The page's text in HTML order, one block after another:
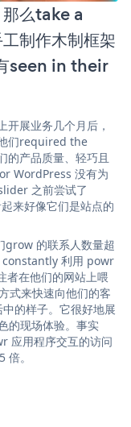
么take a
制作木制框架
seen in their
展业务几个月后，
们required the
的产品质量、轻巧且
WordPress 没有为
之前尝试了
来好像它们是站点的
的联系人数量超
constantly 利用 powr
者在他们的网站上喂
式来快速向他们的客
的样子。它很好地展
的现场体验。事实
应用程序交互的访问
。